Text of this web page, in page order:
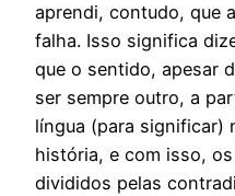
aprendi, contudo, que
falha. Isso significa
que o sentido, apesar
ser sempre outro, a
língua (para significar)
história, e com isso,
divididos pelas